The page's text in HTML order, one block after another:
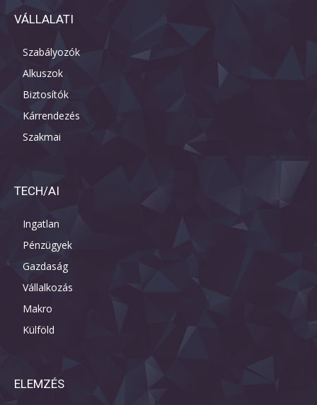
VÁLLALATI
Szabályozók
Alkuszok
Biztosítók
Kárrendezés
Szakmai
TECH/AI
Ingatlan
Pénzügyek
Gazdaság
Vállalkozás
Makro
Külföld
ELEMZÉS